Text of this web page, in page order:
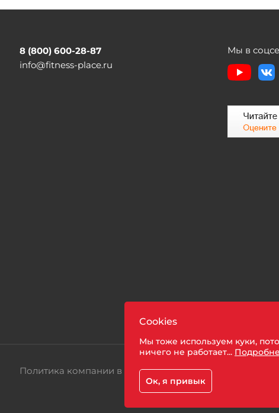
8 (800) 600-28-87
info@fitness-place.ru
Мы в
Политика компании в отношении обработки
Cookies
Мы тоже используем куки,
ничего не работает...
Ок, я привык